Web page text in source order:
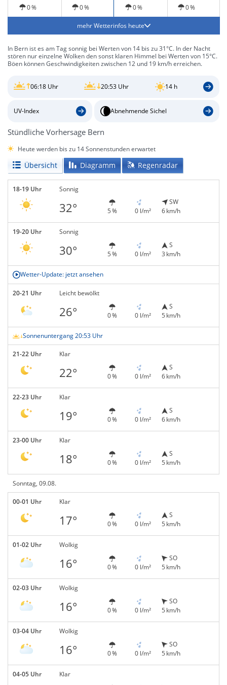
0 % 0 % 0 % 0 %
mehr Wetterinfos heute
In Bern ist es am Tag sonnig bei Werten von 14 bis zu 31°C. In der Nacht
stören nur einzelne Wolken den sonst klaren Himmel bei Werten von 15°C.
Böen können Geschwindigkeiten zwischen 12 und 19 km/h erreichen.
06:18 Uhr 20:53 Uhr 14 h
UV-Index Abnehmende Sichel
Stündliche Vorhersage Bern
Heute werden bis zu 14 Sonnenstunden erwartet
Übersicht Diagramm Regenradar
18-19 Uhr Sonnig
32° 5 % 0 l/m²
SW
6 km/h
19-20 Uhr Sonnig
30° 5 % 0 l/m²
S
3 km/h
Wetter-Update: jetzt ansehen
20-21 Uhr Leicht bewölkt
26° 0 % 0 l/m²
S
5 km/h
Sonnenuntergang 20:53 Uhr
21-22 Uhr Klar
22° 0 % 0 l/m²
S
6 km/h
22-23 Uhr Klar
19° 0 % 0 l/m²
S
6 km/h
23-00 Uhr Klar
18° 0 % 0 l/m²
S
5 km/h
Sonntag, 09.08.
00-01 Uhr Klar
17° 0 % 0 l/m²
S
5 km/h
01-02 Uhr Wolkig
16° 0 % 0 l/m²
SO
5 km/h
02-03 Uhr Wolkig
16° 0 % 0 l/m²
SO
5 km/h
03-04 Uhr Wolkig
16° 0 % 0 l/m²
SO
5 km/h
04-05 Uhr
Klar